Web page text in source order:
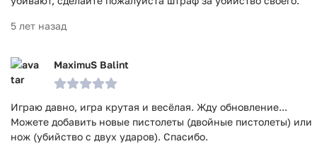
5 лет назад
MaximuS Balint
Играю давно, игра крутая и весёлая. Жду обновление...
Можете добавить новые пистолеты (двойные пистолеты) или
нож (убийство с двух ударов). Спасибо.